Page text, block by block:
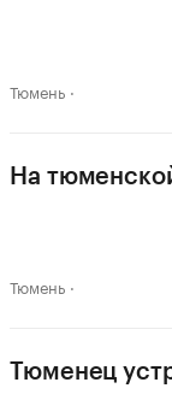
Тюмень
На
Тюмень
Тюменец